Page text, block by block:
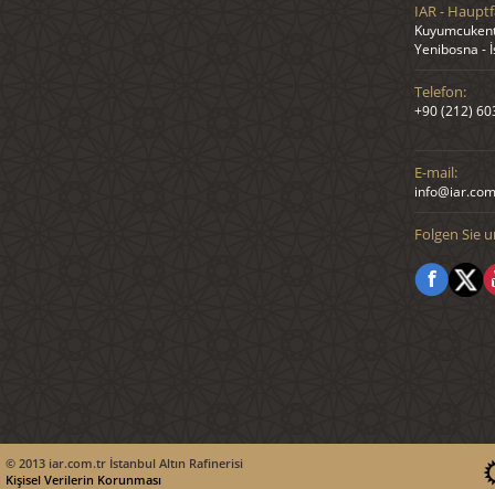
IAR -
Yenibosna -
Telefon:
+90 (212)
E-mail:
Folgen Sie
© 2013 iar.com.tr İstanbul Altın Rafinerisi
Kişisel Verilerin Korunması